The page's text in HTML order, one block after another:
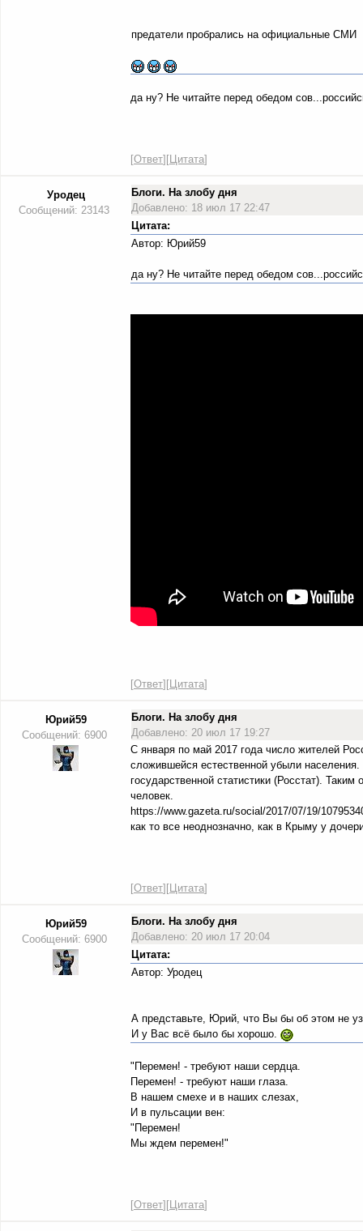
предатели пробрались на официальные СМИ
да ну? Не читайте перед обедом
[Ответ][Цитата]
Уродец
Сообщений: 23143
Блоги. На злобу дня
Добавлено: 18 июл 17 22:47
Цитата:
Автор: Юрий59
да ну? Не читайте перед обедом
[Ответ][Цитата]
Юрий59
Сообщений: 6900
Блоги. На злобу дня
Добавлено: 20 июл 17 19:27
С января по май 2017 года число жителей
сложившейся естественной убыли
государственной статистики (Росстат).
человек.
https://www.gazeta.ru/social/2017/07/19/
как то все неоднозначно, как в Крыму у
[Ответ][Цитата]
Юрий59
Сообщений: 6900
Блоги. На злобу дня
Добавлено: 20 июл 17 20:04
Цитата:
Автор: Уродец
А представьте, Юрий, что Вы бы об этом не
И у Вас всё было бы хорошо.
"Перемен! - требуют наши сердца.
Перемен! - требуют наши глаза.
В нашем смехе и в наших слезах,
И в пульсации вен:
"Перемен!
Мы ждем перемен!"
[Ответ][Цитата]